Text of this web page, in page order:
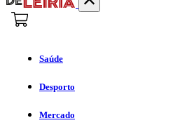
Saúde
Desporto
Mercado